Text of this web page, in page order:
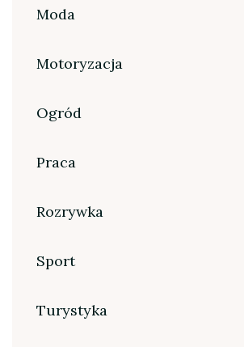
Moda
Motoryzacja
Ogród
Praca
Rozrywka
Sport
Turystyka